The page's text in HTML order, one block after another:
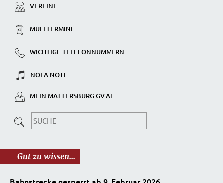
VEREINE
MÜLLTERMINE
WICHTIGE TELEFONNUMMERN
NOLA NOTE
MEIN MATTERSBURG.GV.AT
Gut zu wissen...